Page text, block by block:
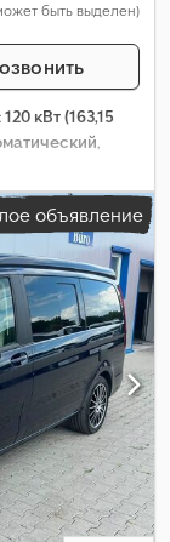
быть выделен)
120 кВт (163,15
,
, расход топлива
цикл):
Евро 6,
, кабина
2022,
компьютер,
сиденья,
раздвижная
система
программа
объявление